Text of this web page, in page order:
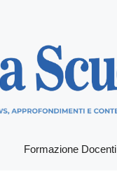
Formazione Docenti